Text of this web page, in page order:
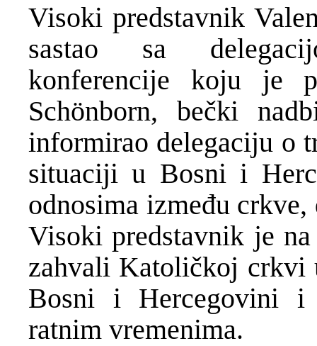
Visoki predstavnik
sastao sa
konferencije koju je
Schönborn, bečki
informirao delegaciju o
situaciji u Bosni i
odnosima između
Visoki predstavnik je
zahvali Katoličkoj crkvi
Bosni i Hercegovini i
ratnim vremenima.